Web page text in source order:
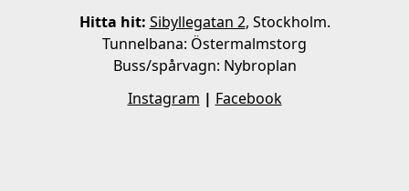
Hitta hit: Sibyllegatan 2, Stockholm.
Tunnelbana: Östermalmstorg
Buss/spårvagn: Nybroplan
Instagram | Facebook